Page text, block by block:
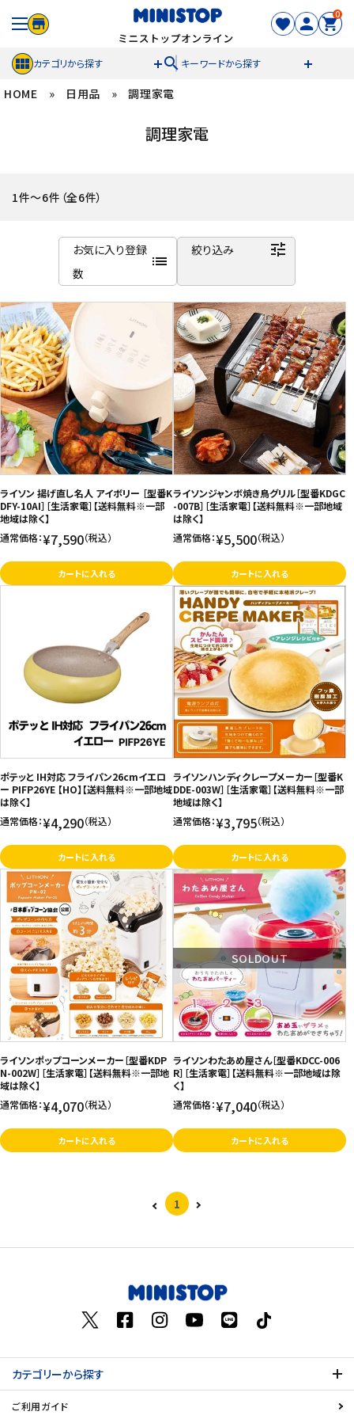
0
カテゴリから探す search キーワードから探す
ACCOUNT MENU
セール商品
カテゴリから探す
冷凍食品
スイーツ
お菓子
飲料
酒類
日用品
ギフト
セール
フードロス
SHOP GUIDE
ご利用ガイド
お問い合わせ
特定商取引法表示について
プライバシーポリシー
利用規約
会社概要
HOME » 日用品 » 調理家電
調理家電
1件～6件（全6件）
お気に入り登録
数
list
商品名
新着順
発売日順
価格が高い
お気に入り登録数
絞り込み tune
ライソン 揚げ直し名人 アイボリー ［型番K
DFY-10AI］［生活家電］【送料無料※一部
地域は除く】
通常価格：¥7,590（税込）
カートに入れる
ライソンジャンボ焼き鳥グリル［型番KDGC
-007B］［生活家電］【送料無料※一部地域
は除く】
通常価格：¥5,500（税込）
カートに入れる
ポテッと IH対応 フライパン26cmイエロ
ー PIFP26YE 【HO】【送料無料※一部地域
は除く】
通常価格：¥4,290（税込）
カートに入れる
ライソンハンディクレープメーカー［型番K
DDE-003W］［生活家電］【送料無料※一部
地域は除く】
通常価格：¥3,795（税込）
カートに入れる
ライソンポップコーンメーカー［型番KDP
N-002W］［生活家電］【送料無料※一部地
域は除く】
通常価格：¥4,070（税込）
カートに入れる
SOLDOUT
ライソンわたあめ屋さん［型番KDCC-006
R］［生活家電］【送料無料※一部地域は除
く】
通常価格：¥7,040（税込）
カートに入れる
1
カテゴリーから探す
ご利用ガイド